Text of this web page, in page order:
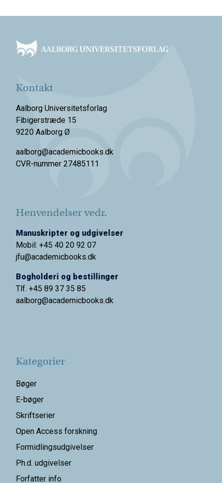
Kontakt
Aalborg Universitetsforlag
Fibigerstræde 15
9220 Aalborg Ø
aalborg@academicbooks.dk
CVR-nummer 27485111
Henvendelser vedr.
Manuskripter og udgivelser
Mobil: +45 40 20 92 07
jfu@academicbooks.dk
Bogholderi og bestillinger
Tlf. +45 89 37 35 85
aalborg@academicbooks.dk
Kategorier
Bøger
E-bøger
Skriftserier
Open Access forskning
Formidlingsudgivelser
Ph.d. udgivelser
Forfatter info